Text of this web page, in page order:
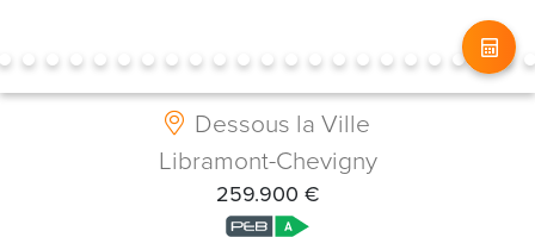
Dessous la Ville
Libramont-Chevigny
259.900 €